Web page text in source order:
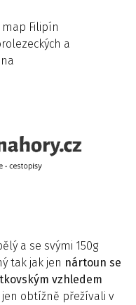
Filipín
a
a se svými 150g
tak jak jen nártoun se
vzhledem
obtížně přežívali v